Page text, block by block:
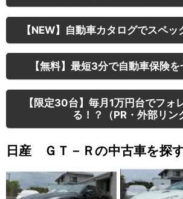
【NEW】自動車カタログでスペッ
【無料】最短3分で自動車保険
【限定30台】毎月1万円台でフォ
る！？（PR・外部リン
日産 ＧＴ－Ｒの中古車を探